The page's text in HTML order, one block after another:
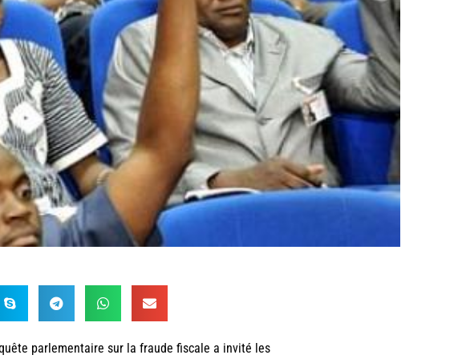
parlementaire sur la fraude fiscale a invité les